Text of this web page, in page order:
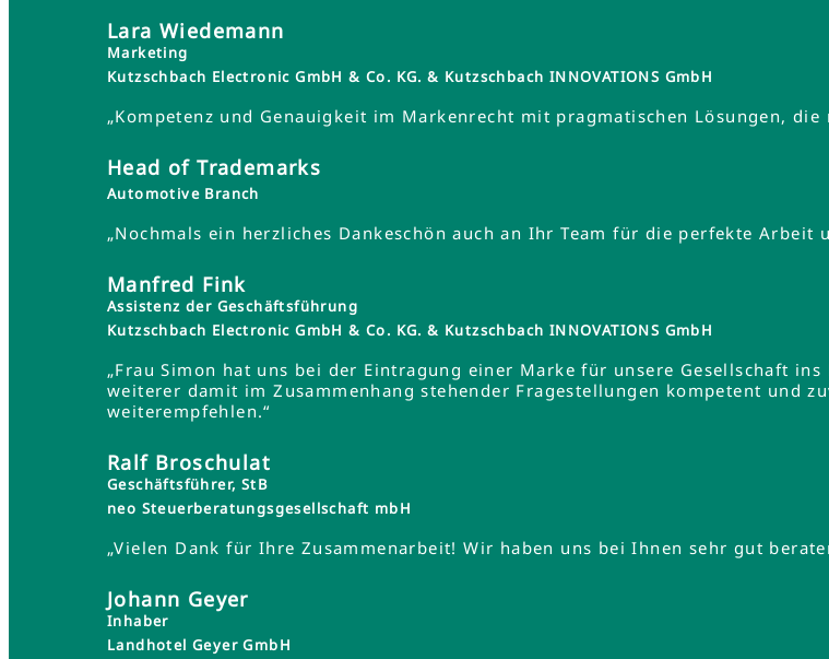
Lara Wiedemann
Marketing
Kutzschbach Electronic GmbH & Co. KG. & Kutzschbach INNOVATIONS GmbH
„Kompetenz und Genauigkeit im Markenrecht mit pragmatischen Lösungen,
Head of Trademarks
Automotive Branch
„Nochmals ein herzliches Dankeschön auch an Ihr Team für die perfekte
Manfred Fink
Assistenz der Geschäftsführung
Kutzschbach Electronic GmbH & Co. KG. & Kutzschbach INNOVATIONS GmbH
„Frau Simon hat uns bei der Eintragung einer Marke für unsere Gesellschaft
weiterer damit im Zusammenhang stehender Fragestellungen kompetent und
weiterempfehlen.“
Ralf Broschulat
Geschäftsführer, StB
neo Steuerberatungsgesellschaft mbH
„Vielen Dank für Ihre Zusammenarbeit! Wir haben uns bei Ihnen sehr gut
Johann Geyer
Inhaber
Landhotel Geyer GmbH